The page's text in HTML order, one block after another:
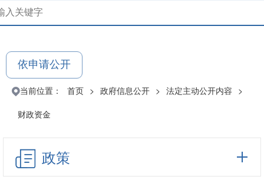
依申请公开
当前位置： 首页 > 政府信息公开 > 法定主动公开内容 >
财政资金
政策